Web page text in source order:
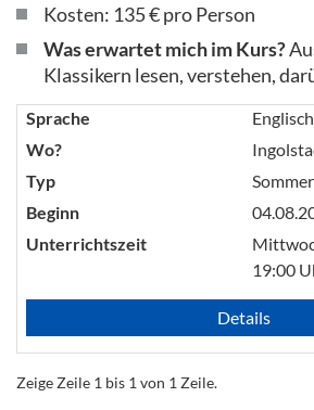
Kosten: 135 € pro Person
Was erwartet mich im Kurs?
Klassikern lesen, verstehen,
Sprache
Englisch
Wo?
Typ
Beginn
Unterrichtszeit
19:00
Details
Zeige Zeile 1 bis 1 von 1 Zeile.